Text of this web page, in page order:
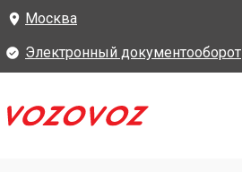
Москва
Электронный документооборот